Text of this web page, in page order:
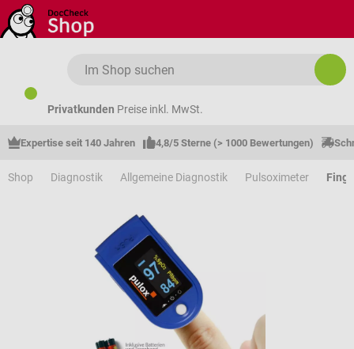
Zum Hauptinhalt springen
Privatkunden Preise inkl. MwSt.
Expertise seit 140 Jahren 4,8/5 Sterne (> 1000 Bewertungen)
Shop Diagnostik Allgemeine Diagnostik Pulsoximeter